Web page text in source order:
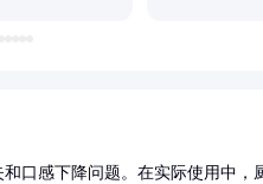
口感下降问题。在实际使用中，